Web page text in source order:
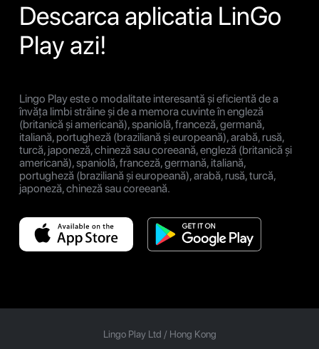
Descarca aplicatia LinGo
Play azi!
Lingo Play este o modalitate interesantă și eficientă de a
învăța limbi străine și de a memora cuvinte în engleză
(britanică și americană), spaniolă, franceză, germană,
italiană, portugheză (braziliană și europeană), arabă, rusă,
turcă, japoneză, chineză sau coreeană, engleză (britanică și
americană), spaniolă, franceză, germană, italiană,
portugheză (braziliană și europeană), arabă, rusă, turcă,
japoneză, chineză sau coreeană.
Lingo Play Ltd / Hong Kong